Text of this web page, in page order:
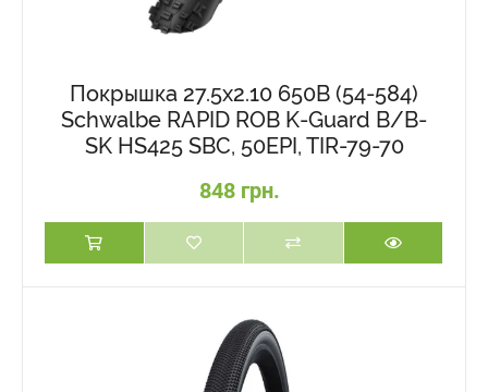
Покрышка 27.5x2.10 650B (54-584)
Schwalbe RAPID ROB K-Guard B/B-
SK HS425 SBC, 50EPI, TIR-79-70
848 грн.